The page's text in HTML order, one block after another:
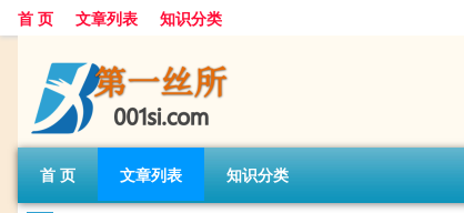
首 页 文章列表 知识分类
首 页 文章列表 知识分类